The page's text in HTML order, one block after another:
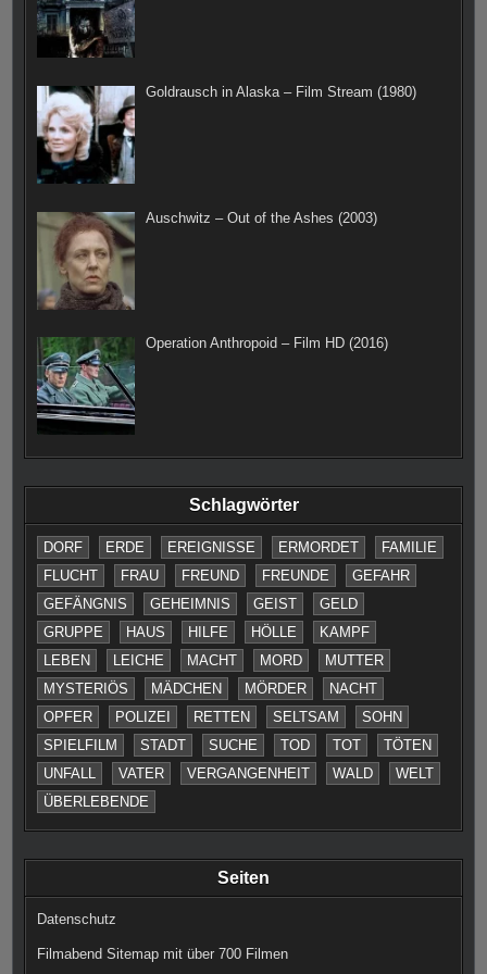
Goldrausch in Alaska – Film Stream (1980)
Auschwitz – Out of the Ashes (2003)
Operation Anthropoid – Film HD (2016)
Schlagwörter
DORF ERDE EREIGNISSE ERMORDET
FAMILIE
FLUCHT
FRAU FREUND FREUNDE
GEFAHR
GEFÄNGNIS
GEHEIMNIS GEIST
GELD
GRUPPE
HAUS HILFE HÖLLE
KAMPF
LEBEN
LEICHE MACHT MORD
MUTTER
MYSTERIÖS
MÄDCHEN MÖRDER
NACHT
OPFER
POLIZEI RETTEN SELTSAM
SOHN
SPIELFILM
STADT SUCHE TOD TOT
TÖTEN
UNFALL
VATER VERGANGENHEIT WALD
WELT
ÜBERLEBENDE
Seiten
Datenschutz
Filmabend Sitemap mit über 700 Filmen